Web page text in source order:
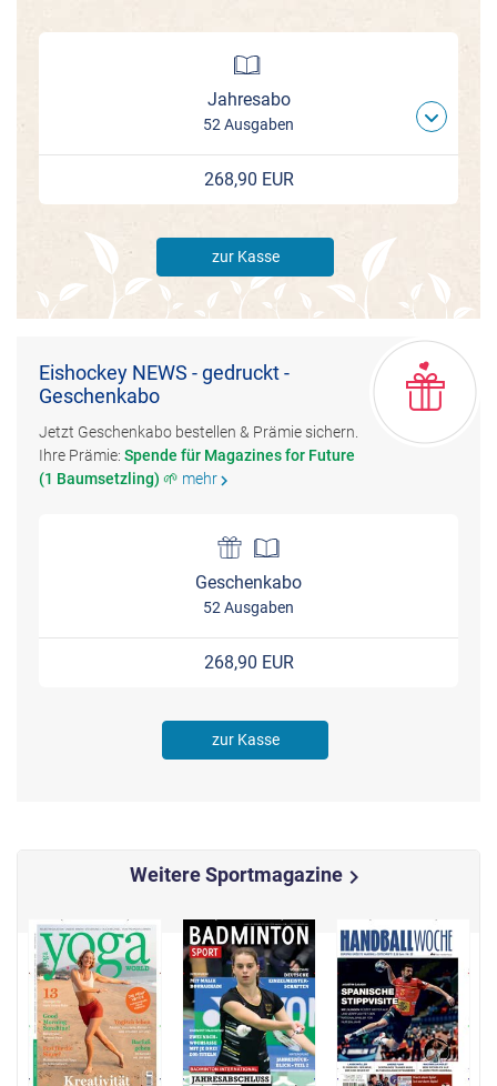
Jahresabo
52 Ausgaben
268,90 EUR
zur Kasse
Eishockey NEWS - gedruckt -
Geschenkabo
Jetzt Geschenkabo bestellen & Prämie sichern.
Ihre Prämie: Spende für Magazines for Future
(1 Baumsetzling) 🌱 mehrchevron_right
Geschenkabo
52 Ausgaben
268,90 EUR
zur Kasse
Weitere Sportmagazinechevron_right